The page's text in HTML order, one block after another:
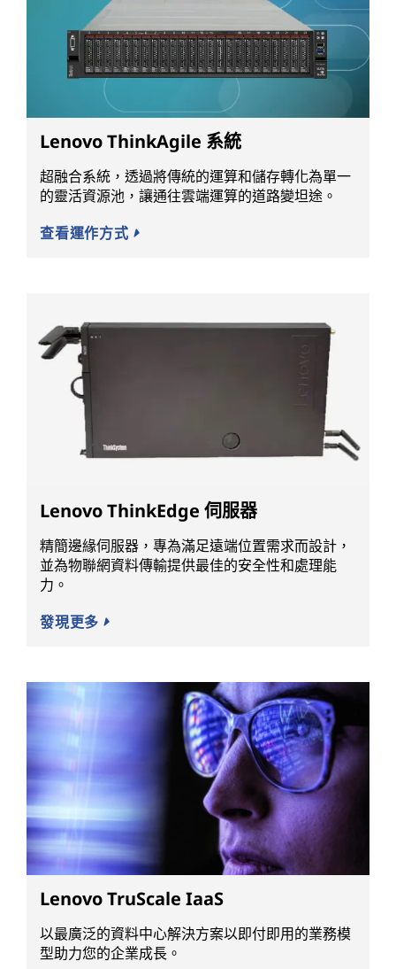
Lenovo ThinkAgile 系統
超融合系統，透過將傳統的運算和儲存轉化為單一
的靈活資源池，讓通往雲端運算的道路變坦途。
查看運作方式
Lenovo ThinkEdge 伺服器
精簡邊緣伺服器，專為滿足遠端位置需求而設計，
並為物聯網資料傳輸提供最佳的安全性和處理能
力。
發現更多
Lenovo TruScale IaaS
以最廣泛的資料中心解決方案以即付即用的業務模
型助力您的企業成長。